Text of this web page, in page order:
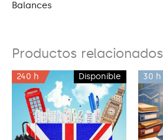
Balances
Productos relacionados
Disponible
240 h 30 h